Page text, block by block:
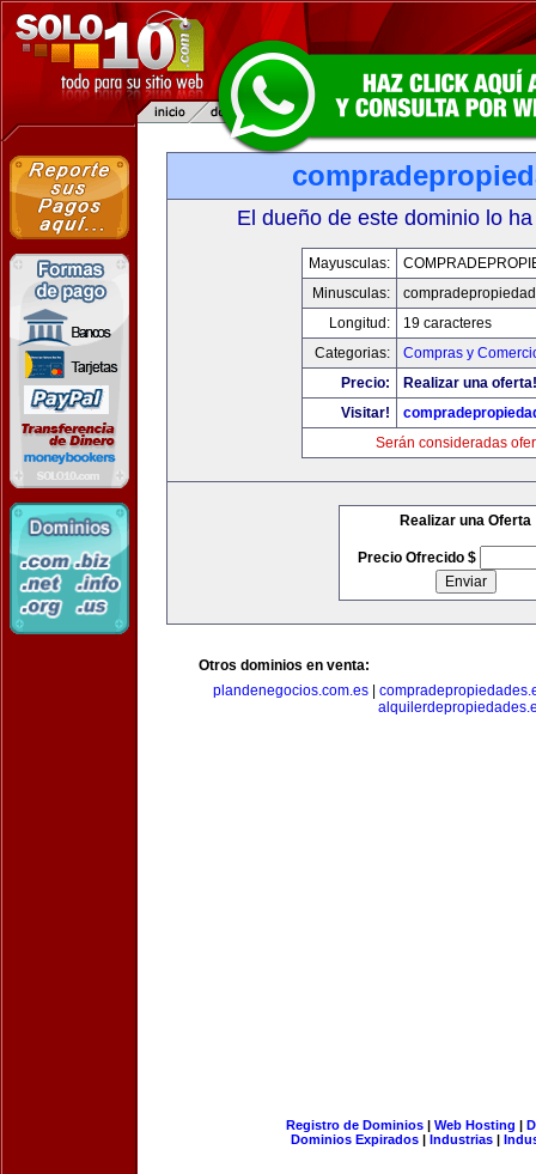
El dueño de este dominio lo
Mayusculas:
Minusculas:
Longitud:
19 caracteres
Categorias:
Compras y
Precio:
Realizar una oferta!
Visitar!
Serán consideradas
Realizar una Oferta
Precio Ofrecido $
Otros dominios en venta:
plandenegocios.com.es|
Registro de Dominios| Web Hosting |
Dominios Expirados | Industrias |